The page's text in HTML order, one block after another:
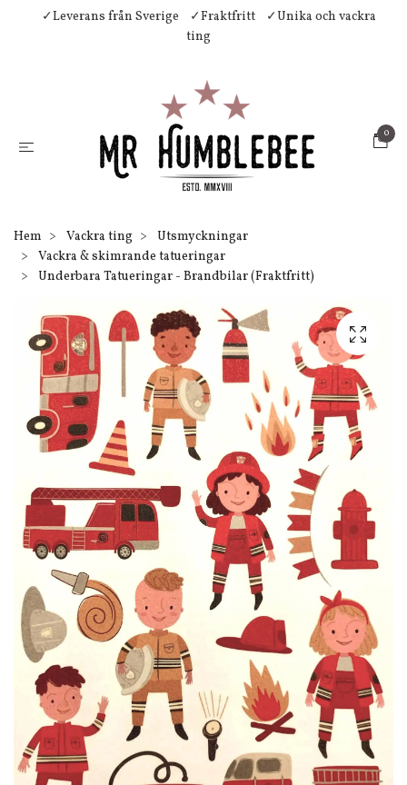
✓Leverans från Sverige ✓Fraktfritt
✓Unika och vackra
ting
0
Hem Vackra ting
Utsmyckningar
Vackra & skimrande tatueringar
Underbara Tatueringar - Brandbilar (Fraktfritt)